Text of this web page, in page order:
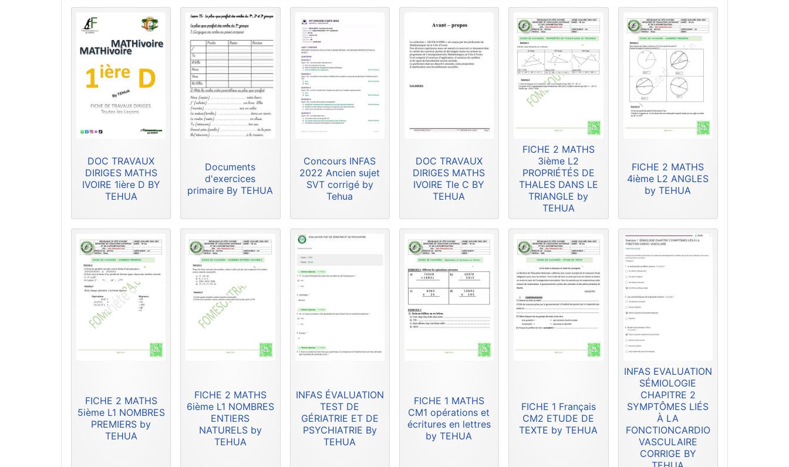
DOC TRAVAUX
DIRIGES MATHS
IVOIRE 1ière D BY
TEHUA
Documents
d'exercices
primaire By TEHUA
Concours INFAS
2022 Ancien sujet
SVT corrigé by
Tehua
DOC TRAVAUX
DIRIGES MATHS
IVOIRE Tle C BY
TEHUA
FICHE 2 MATHS
3ième L2
PROPRIÉTÉS DE
THALES DANS LE
TRIANGLE by
TEHUA
FICHE 2 MATHS
4ième L2 ANGLES
by TEHUA
FICHE 2 MATHS
5ième L1 NOMBRES
PREMIERS by
TEHUA
FICHE 2 MATHS
6ième L1 NOMBRES
ENTIERS
NATURELS by
TEHUA
INFAS ÉVALUATION
TEST DE
GÉRIATRIE ET DE
PSYCHIATRIE By
TEHUA
FICHE 1 MATHS
CM1 opérations et
écritures en lettres
by TEHUA
FICHE 1 Français
CM2 ETUDE DE
TEXTE by TEHUA
INFAS EVALUATION
SÉMIOLOGIE
CHAPITRE 2
SYMPTÔMES LIÉS
À LA
FONCTIONCARDIO
VASCULAIRE
CORRIGE BY